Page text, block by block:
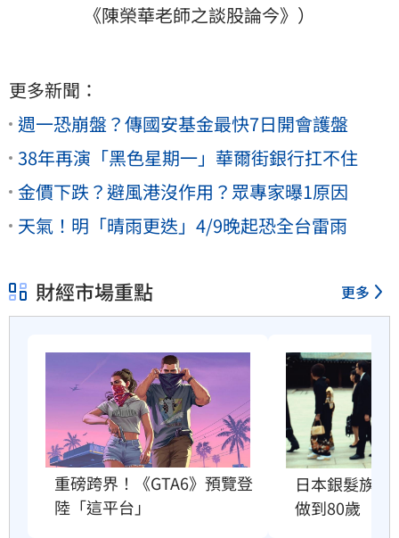
《陳榮華老師之談股論今》）
更多新聞：
週一恐崩盤？傳國安基金最快7日開會護盤
38年再演「黑色星期一」華爾街銀行扛不住
金價下跌？避風港沒作用？眾專家曝1原因
天氣！明「晴雨更迭」4/9晚起恐全台雷雨
財經市場重點 更多
重磅跨界！《GTA6》預覽登
陸「這平台」
日本銀髮族瘋
做到80歲